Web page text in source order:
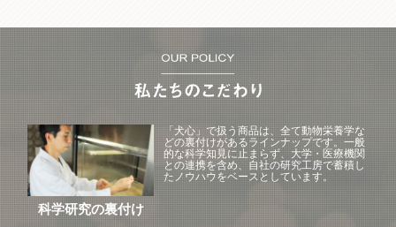
科学研究の裏付け
「犬心」で扱う商品は、全て動物栄養学な
どの裏付けがあるラインナップです。一般
的な科学知見に止まらず、大学・医療機関
との連携を含め、自社の研究工房で蓄積し
たノウハウをベースとしています。